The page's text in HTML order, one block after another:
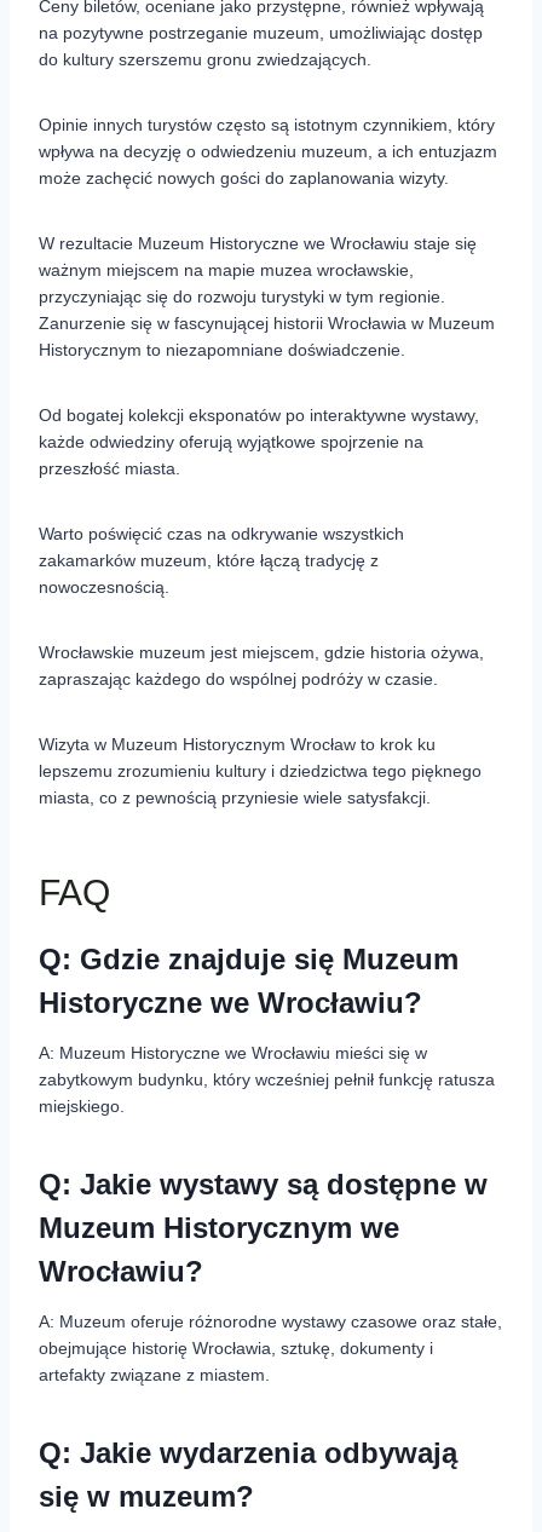
Ceny biletów, oceniane jako przystępne, również wpływają
na pozytywne postrzeganie muzeum, umożliwiając dostęp
do kultury szerszemu gronu zwiedzających.
Opinie innych turystów często są istotnym czynnikiem, który
wpływa na decyzję o odwiedzeniu muzeum, a ich entuzjazm
może zachęcić nowych gości do zaplanowania wizyty.
W rezultacie Muzeum Historyczne we Wrocławiu staje się
ważnym miejscem na mapie muzea wrocławskie,
przyczyniając się do rozwoju turystyki w tym regionie.
Zanurzenie się w fascynującej historii Wrocławia w Muzeum
Historycznym to niezapomniane doświadczenie.
Od bogatej kolekcji eksponatów po interaktywne wystawy,
każde odwiedziny oferują wyjątkowe spojrzenie na
przeszłość miasta.
Warto poświęcić czas na odkrywanie wszystkich
zakamarków muzeum, które łączą tradycję z
nowoczesnością.
Wrocławskie muzeum jest miejscem, gdzie historia ożywa,
zapraszając każdego do wspólnej podróży w czasie.
Wizyta w Muzeum Historycznym Wrocław to krok ku
lepszemu zrozumieniu kultury i dziedzictwa tego pięknego
miasta, co z pewnością przyniesie wiele satysfakcji.
FAQ
Q: Gdzie znajduje się Muzeum
Historyczne we Wrocławiu?
A: Muzeum Historyczne we Wrocławiu mieści się w
zabytkowym budynku, który wcześniej pełnił funkcję ratusza
miejskiego.
Q: Jakie wystawy są dostępne w
Muzeum Historycznym we
Wrocławiu?
A: Muzeum oferuje różnorodne wystawy czasowe oraz stałe,
obejmujące historię Wrocławia, sztukę, dokumenty i
artefakty związane z miastem.
Q: Jakie wydarzenia odbywają
się w muzeum?